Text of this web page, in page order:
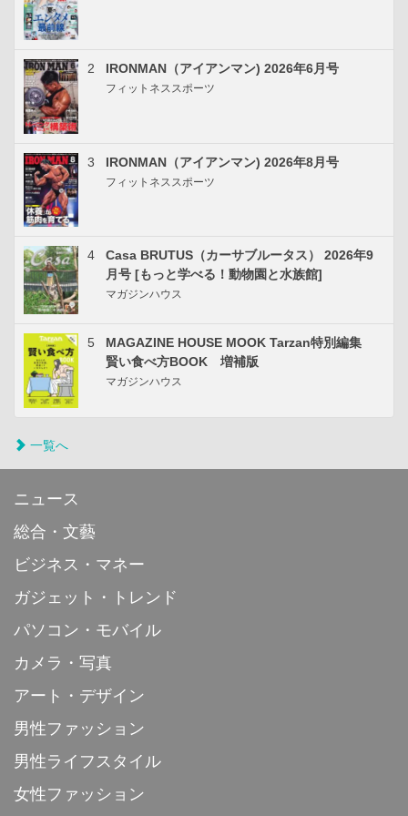
2 IRONMAN（アイアンマン) 2026年6月号
フィットネススポーツ
3 IRONMAN（アイアンマン) 2026年8月号
フィットネススポーツ
4
Casa BRUTUS（カーサブルータス） 2026年9
月号 [もっと学べる！動物園と水族館]
マガジンハウス
5
MAGAZINE HOUSE MOOK Tarzan特別編集
賢い食べ方BOOK 増補版
マガジンハウス
一覧へ
ニュース
総合・文藝
ビジネス・マネー
ガジェット・トレンド
パソコン・モバイル
カメラ・写真
アート・デザイン
男性ファッション
男性ライフスタイル
女性ファッション